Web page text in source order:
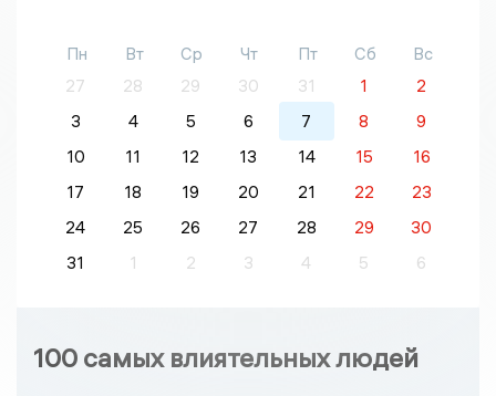
Пн Вт Ср Чт Пт Сб
Вс
27
28 29 30 31 1
2
3
4 5 6 7 8
9
10
11 12 13 14 15
16
17
18 19 20 21 22
23
24
25 26 27 28 29
30
31
1 2 3 4 5 6
100 самых влиятельных людей